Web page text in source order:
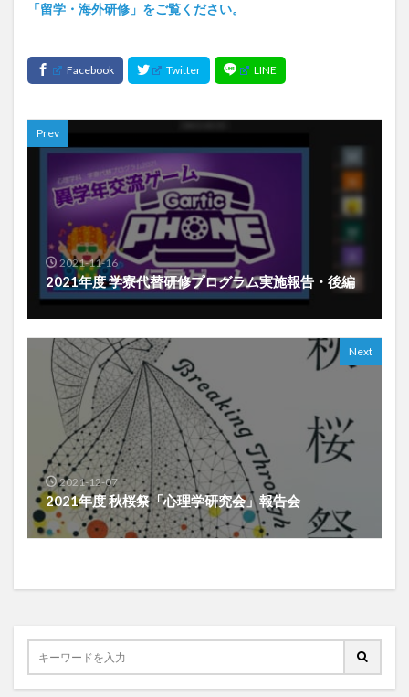
「留学・海外研修」をご覧ください。
Prev
2021-11-16
2021年度 学寮代替研修プログラム実施報告・後編
Next
2021-12-07
2021年度 秋桜祭「心理学研究会」報告会